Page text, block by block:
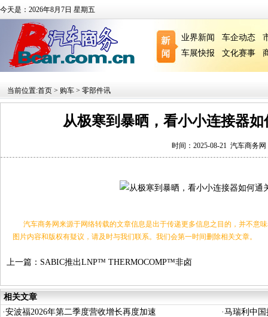
今天是：2026年8月7日 星期五
业界新闻 车企动态
车展快报
文化赛事
当前位置:首页 > 购车 > 零部件讯
从极寒到暴晒，看小小连接器
时间：2025-08-21 汽车商务网
汽车商务网来源于网络转载的文章信息是出于传递更多信息之目的，并不意
图片内容和版权有疑议，请及时与我们联系。我们会第一时间删除相关文章。
上一篇： SABIC推出LNP™ THERMOCOMP™非卤
相关文章
·安波福2026年第二季度营收增长再度加速 ·马瑞利中